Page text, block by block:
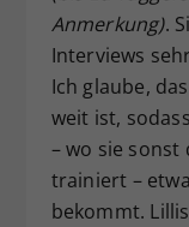
Anmerkung).
Interviews
Ich glaube,
weit ist,
– wo sie
trainiert –
bekommt.